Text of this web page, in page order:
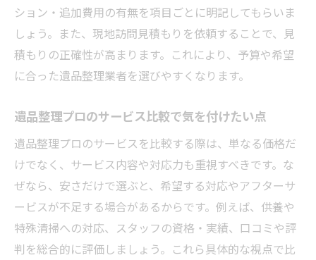
ション・追加費用の有無を項目ごとに明記してもらいま
しょう。また、現地訪問見積もりを依頼することで、見
積もりの正確性が高まります。これにより、予算や希望
に合った遺品整理業者を選びやすくなります。
遺品整理プロのサービス比較で気を付けたい点
遺品整理プロのサービスを比較する際は、単なる価格だ
けでなく、サービス内容や対応力も重視すべきです。な
ぜなら、安さだけで選ぶと、希望する対応やアフターサ
ービスが不足する場合があるからです。例えば、供養や
特殊清掃への対応、スタッフの資格・実績、口コミや評
判を総合的に評価しましょう。これら具体的な視点で比